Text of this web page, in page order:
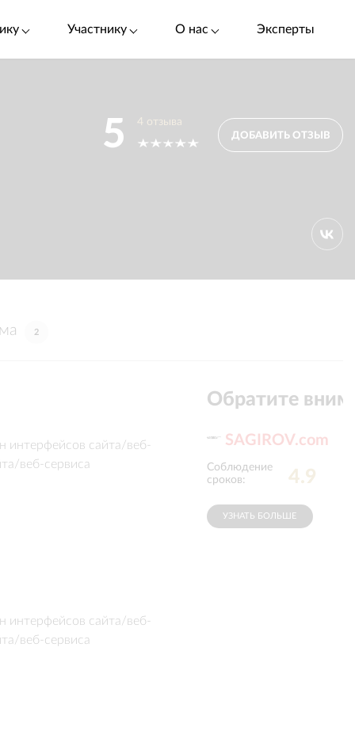
Участнику О нас Эксперты
5 4 отзыва
ДОБАВИТЬ ОТЗЫВ
2
интерфейсов сайта/веб-
веб-сервиса
интерфейсов сайта/веб-
веб-сервиса
Обратите
SAGIROV.com
Профессионализм
сотрудников
УЗНАТЬ БОЛЬШЕ